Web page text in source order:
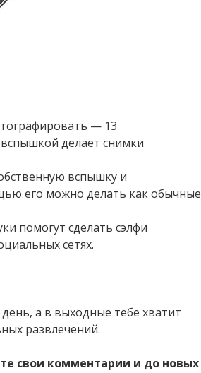
— 13
делает снимки
вспышку и
его можно делать как обычные
помогут сделать сэлфи
сетях.
а в выходные тебе хватит
развлечений.
свои комментарии и до новых